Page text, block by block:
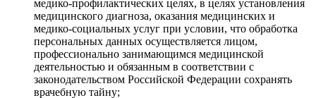
медико-профилактических целях, в целях установления
медицинского диагноза, оказания медицинских и
медико-социальных услуг при условии, что обработка
персональных данных осуществляется лицом,
профессионально занимающимся медицинской
деятельностью и обязанным в соответствии с
законодательством Российской Федерации сохранять
врачебную тайну;